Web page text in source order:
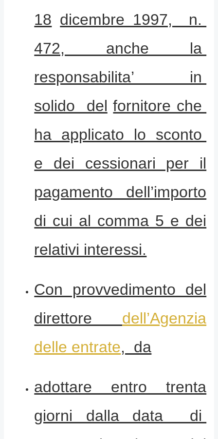
18 dicembre 1997, n.
472, anche la
responsabilita’ in
solido del fornitore che
ha applicato lo sconto
e dei cessionari per il
pagamento dell’importo
di cui al comma 5 e dei
relativi interessi.
Con provvedimento del
direttore dell’Agenzia
delle entrate, da
adottare entro trenta
giorni dalla data di